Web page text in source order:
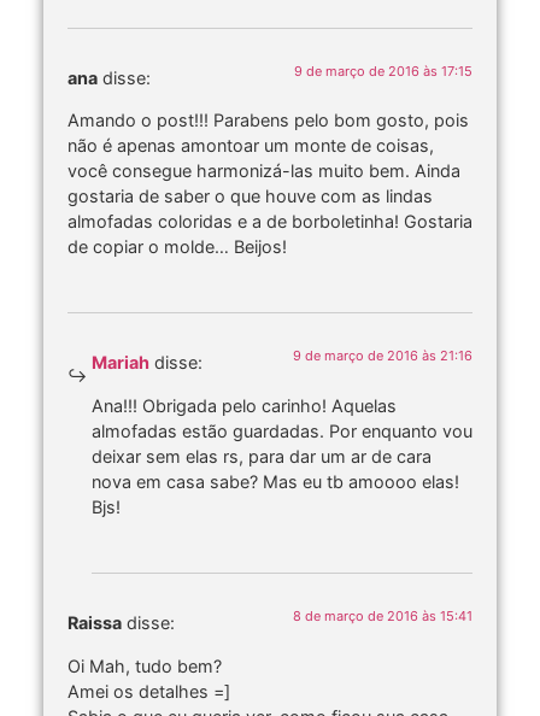
ana disse: 9 de março de 2016 às 17:15
Amando o post!!! Parabens pelo bom gosto, pois
não é apenas amontoar um monte de coisas,
você consegue harmonizá-las muito bem. Ainda
gostaria de saber o que houve com as lindas
almofadas coloridas e a de borboletinha! Gostaria
de copiar o molde… Beijos!
Mariah disse: 9 de março de 2016 às 21:16
Ana!!! Obrigada pelo carinho! Aquelas
almofadas estão guardadas. Por enquanto vou
deixar sem elas rs, para dar um ar de cara
nova em casa sabe? Mas eu tb amoooo elas!
Bjs!
Raissa disse: 8 de março de 2016 às 15:41
Oi Mah, tudo bem?
Amei os detalhes =]